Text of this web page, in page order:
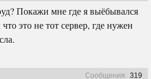
Покажи мне где я выёбывался
это не тот сервер, где нужен
Сообщения: 319